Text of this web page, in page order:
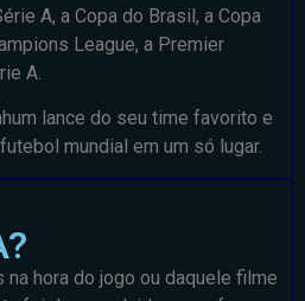
A, a Copa do Brasil, a Copa
League, a Premier
A.
lance do seu time favorito e
mundial em um só lugar.
na hora do jogo ou daquele filme